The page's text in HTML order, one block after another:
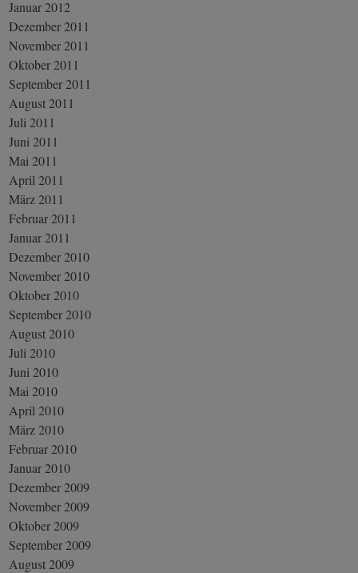
Januar 2012
Dezember 2011
November 2011
Oktober 2011
September 2011
August 2011
Juli 2011
Juni 2011
Mai 2011
April 2011
März 2011
Februar 2011
Januar 2011
Dezember 2010
November 2010
Oktober 2010
September 2010
August 2010
Juli 2010
Juni 2010
Mai 2010
April 2010
März 2010
Februar 2010
Januar 2010
Dezember 2009
November 2009
Oktober 2009
September 2009
August 2009